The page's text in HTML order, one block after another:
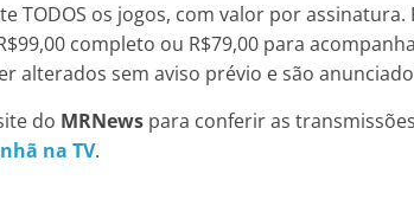
TODOS os jogos, com valor por
completo ou R$79,00 para
alterados sem aviso prévio e são
do MRNews para conferir as
na TV.